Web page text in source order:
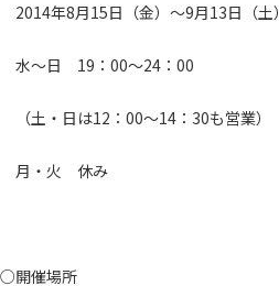
2014年8月15日（金）～9月13日（土）
水～日 19：00～24：00
（土・日は12：00～14：30も営業）
月・火 休み
○開催場所